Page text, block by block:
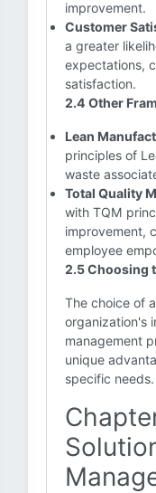
improvement.
Customer
a greater
expectations,
satisfaction.
2.4 Other
Lean
principles of
waste
Total Quality
with TQM
improvement,
employee
2.5 Choosing
The choice of
organization's
management
unique
specific needs.